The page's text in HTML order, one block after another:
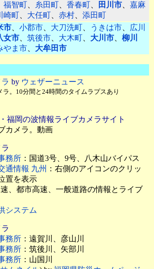
福智町、 糸田町、 香春町、 田川市、 嘉麻
崎町、 大任町、 赤村、 添田町
市、 小郡市、 大刀洗町、 うきは市、 広川
女市、 筑後市、 大木町、 大川市、 柳川
やま市、 大牟田市
by ウェザーニュース
ラ。10分間と24時間のタイムラプスあり
福岡の波情報ライブカメラサイト
カメラ。動画
務所 ：国道3号、9号、八木山バイパス
通情報 九州 ：右側のアイコンのクリッ
置を表示
速、都市高速、一般道路の情報とライブ
システム
務所 ：遠賀川、彦山川
務所 ：筑後川、矢部川
務所 ：山国川